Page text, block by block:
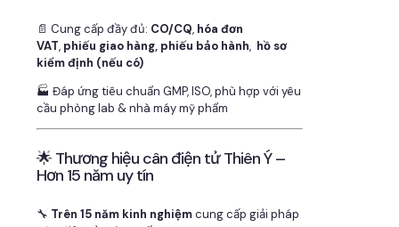
📄 Cung cấp đầy đủ: CO/CQ, hóa đơn
VAT, phiếu giao hàng, phiếu bảo hành, hồ sơ
kiểm định (nếu có)
🏭 Đáp ứng tiêu chuẩn GMP, ISO, phù hợp với yêu
cầu phòng lab & nhà máy mỹ phẩm
🌟 Thương hiệu cân điện tử Thiên Ý –
Hơn 15 năm uy tín
🔧 Trên 15 năm kinh nghiệmcung cấp giải pháp